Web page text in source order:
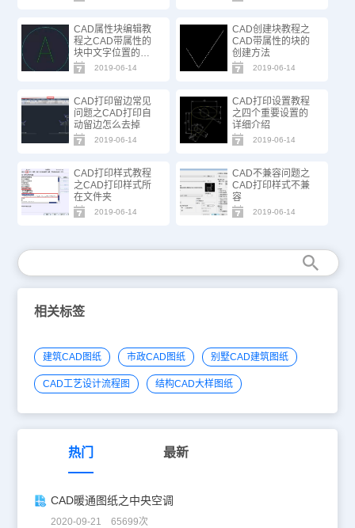
CAD属性块编辑教
程之CAD带属性的
块中文字位置的调
整
2019-06-14
CAD创建块教程之
CAD带属性的块的
创建方法
2019-06-14
CAD打印留边常见
问题之CAD打印自
动留边怎么去掉
2019-06-14
CAD打印设置教程
之四个重要设置的
详细介绍
2019-06-14
CAD打印样式教程
之CAD打印样式所
在文件夹
2019-06-14
CAD不兼容问题之
CAD打印样式不兼
容
2019-06-14
相关标签
建筑CAD图纸 市政CAD图纸 别墅CAD建筑图纸
CAD工艺设计流程图 结构CAD大样图纸
热门 最新
CAD暖通图纸之中央空调
2020-09-21 65699次